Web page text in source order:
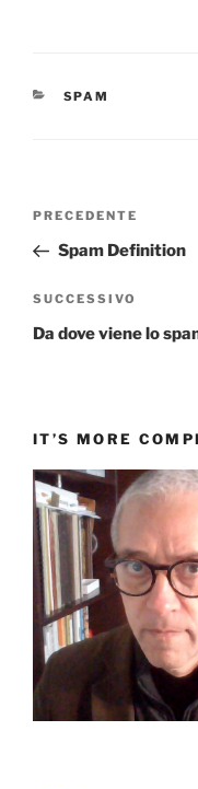
CATEGORIE
SPAM
Navigazione
Articolo
precedente:
PRECEDENTE
Spam Definition
Articolo
successivo
SUCCESSIVO
Da dove viene lo
IT’S MORE